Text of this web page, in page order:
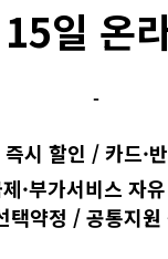
일 온
-
시 할인 / 카드·
·부가서비스 자
택약정 / 공통지원